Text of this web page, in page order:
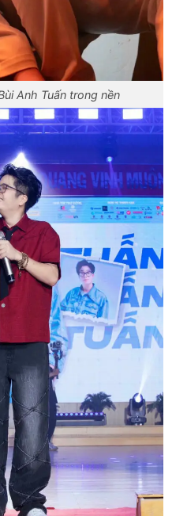
Anh Tuấn trong nền